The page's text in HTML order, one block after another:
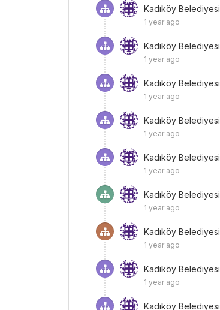
Kadıköy Belediyesi
1 year ago
Kadıköy Belediyesi
1 year ago
Kadıköy Belediyesi
1 year ago
Kadıköy Belediyesi
1 year ago
Kadıköy Belediyesi
1 year ago
Kadıköy Belediyesi
1 year ago
Kadıköy Belediyesi
1 year ago
Kadıköy Belediyesi
1 year ago
Kadıköy Belediyesi